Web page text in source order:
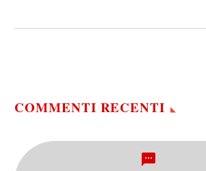
più…
COMMENTI RECENTI